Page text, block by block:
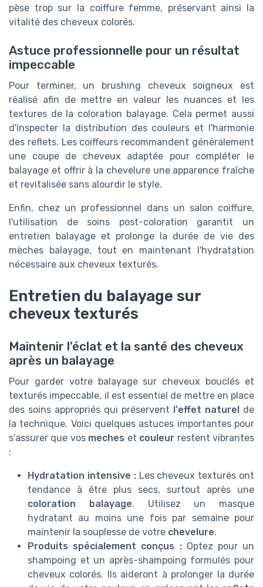
pèse trop sur la coiffure femme, préservant ainsi la
vitalité des cheveux colorés.
Astuce professionnelle pour un résultat
impeccable
Pour terminer, un brushing cheveux soigneux est
réalisé afin de mettre en valeur les nuances et les
textures de la coloration balayage. Cela permet aussi
d'inspecter la distribution des couleurs et l'harmonie
des reflets. Les coiffeurs recommandent généralement
une coupe de cheveux adaptée pour compléter le
balayage et offrir à la chevelure une apparence fraîche
et revitalisée sans alourdir le style.
Enfin, chez un professionnel dans un salon coiffure,
l'utilisation de soins post-coloration garantit un
entretien balayage et prolonge la durée de vie des
mèches balayage, tout en maintenant l'hydratation
nécessaire aux cheveux texturés.
Entretien du balayage sur
cheveux texturés
Maintenir l'éclat et la santé des cheveux
après un balayage
Pour garder votre balayage sur cheveux bouclés et
texturés impeccable, il est essentiel de mettre en place
des soins appropriés qui préservent l'effet naturel
de
la technique. Voici quelques astuces importantes pour
s'assurer que vos meches et couleur restent vibrantes
:
Hydratation intensive :Les cheveux texturés ont
tendance à être plus secs, surtout après une
coloration balayage. Utilisez un masque
hydratant au moins une fois par semaine pour
maintenir la souplesse de votre chevelure.
Produits spécialement conçus :Optez pour un
shampoing et un après-shampoing formulés pour
cheveux colorés. Ils aideront à prolonger la durée